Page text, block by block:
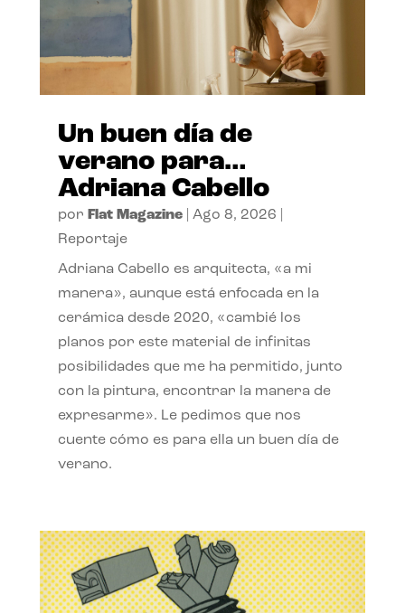
Un buen día de
verano para…
Adriana Cabello
por Flat Magazine| Ago 8, 2026
Reportaje
Adriana Cabello es arquitecta, «a mi
manera», aunque está enfocada en la
cerámica desde 2020, «cambié los
planos por este material de infinitas
posibilidades que me ha permitido, junto
con la pintura, encontrar la manera de
expresarme». Le pedimos que nos
cuente cómo es para ella un buen día de
verano.